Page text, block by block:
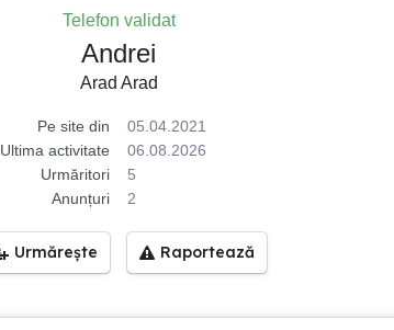
Telefon validat
Andrei
Arad Arad
Pe site din
05.04.2021
Ultima activitate
06.08.2026
Urmăritori
5
Anunțuri
2
Urmărește Raportează